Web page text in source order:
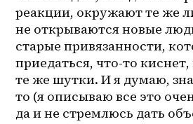
реакции, окружают те же
не открываются новые
старые привязанности,
приедаться, что-то
те же шутки. И я думаю,
то (я описываю все это
да и не стремлюсь дать